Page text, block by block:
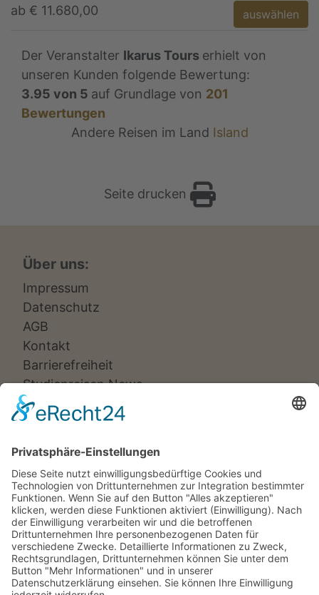
ab € 11.680,00
auswählen
Der Veranstalter Ikarus Tours erhielt von
unseren Kunden folgende Bewertung:
3.95 von 5 auf Grundlage von 201
Bewertungen
Andere Reisen im Land Island
Seite drucken
Über uns:
Impressum
Datenschutz
AGB
Kontakt
Barrierefreiheit
Studienreisen News
Veranstalter:
Ameropa Reisen
Bavaria Fernreisen
Berge & Meer
Gebeco
Hauser exkursionen
Meiers Weltreisen
Nicko Cruises
SKR